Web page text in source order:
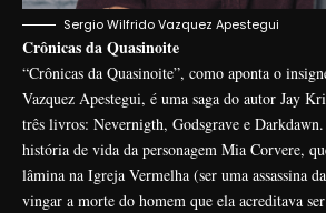
Sergio Wilfrido Vazquez Apestegui
Crônicas da Quasinoite
“Crônicas da Quasinoite”, como aponta o
Vazquez Apestegui, é uma saga do autor Jay
três livros: Nevernigth, Godsgrave e
história de vida da personagem Mia Corvere,
lâmina na Igreja Vermelha (ser uma assassina
vingar a morte do homem que ela acreditava